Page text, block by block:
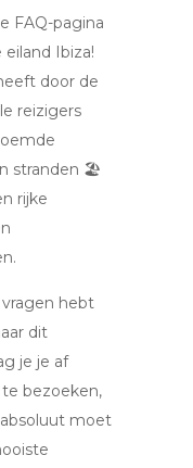
FAQ-pagina
Ibiza!
door de
reizigers
stranden 🏖️
rijke
hebt
dit
je je af
bezoeken,
moet